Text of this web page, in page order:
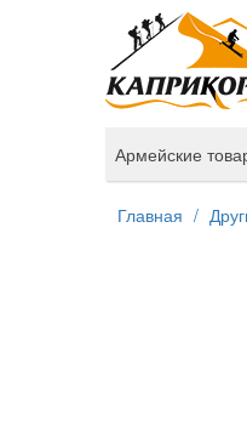
Армейские
Главная